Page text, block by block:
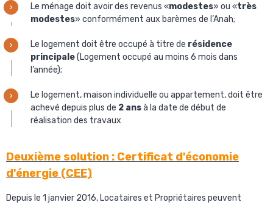
Le ménage doit avoir des revenus «modestes» ou «très
modestes» conformément aux barèmes de l’Anah;
Le logement doit être occupé à titre de résidence
principale(Logement occupé au moins 6 mois dans
l’année);
Le logement, maison individuelle ou appartement, doit être
achevé depuis plus de 2 ansà la date de début de
réalisation des travaux
Deuxième solution : Certificat d'économie
d'énergie (CEE)
Depuis le 1 janvier 2016, Locataires et Propriétaires peuvent